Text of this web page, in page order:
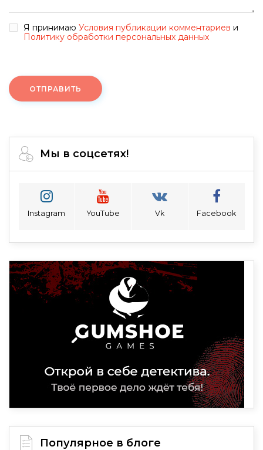
Я принимаю Условия публикации комментариев и
Политику обработки персональных данных
ОТПРАВИТЬ
Мы в соцсетях!
Instagram YouTube Vk Facebook
Популярное в блоге